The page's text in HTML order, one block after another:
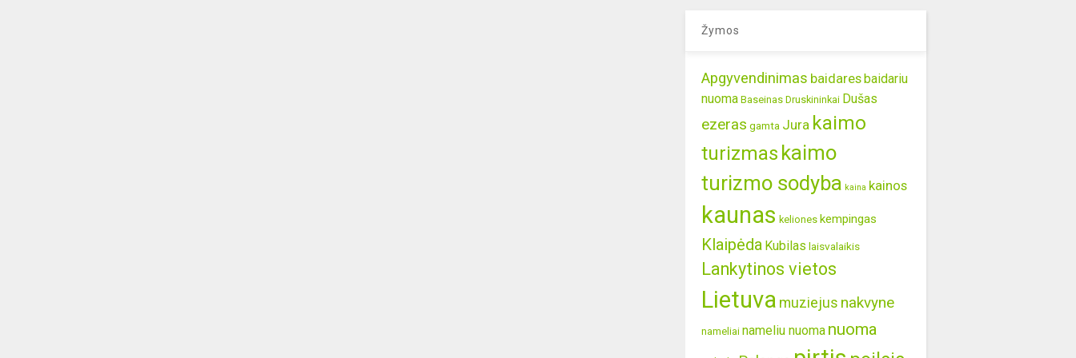
Žymos
Apgyvendinimas baidaresbaidariu
nuoma Baseinas Druskininkai Dušas
ezeras gamta Jura kaimo
turizmas kaimo
turizmo sodyba kaina kainos
kaunas keliones kempingas
Klaipėda Kubilas laisvalaikis
Lankytinos vietos
Lietuva muziejus nakvyne
nameliai nameliu nuoma nuoma